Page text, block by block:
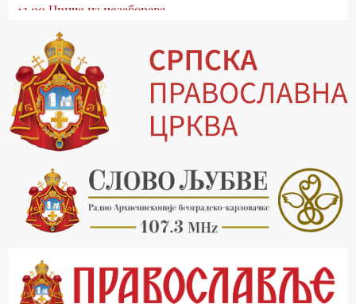
13.00 Приче из незаборава
13.30 Храм културе
14.00 Питања и одговори
15.03 Беседа Патријарха Порфирија
15.15 Молитве
15.30 Манастири на Косову и Метохији
16.03 Српска историјска читанка
16.30 Тврђаве Дунава
17.03 Бит – емисија Ненада Гугла
17.30 Приче из незаборава
18.03 Врлинослов